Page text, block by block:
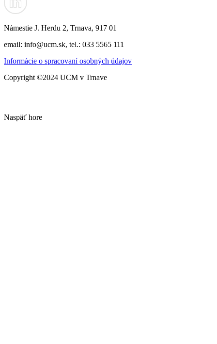
Námestie J. Herdu 2, Trnava, 917 01
email: info@ucm.sk, tel.: 033 5565 111
Informácie o spracovaní osobných údajov
Copyright ©2024 UCM v Trnave
Naspäť hore